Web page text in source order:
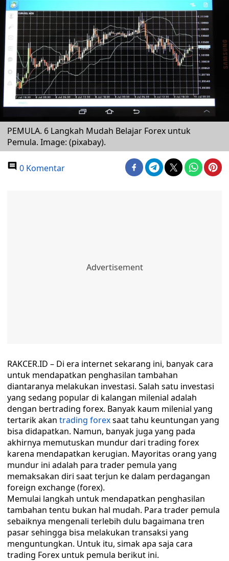
PEMULA. 6 Langkah Mudah Belajar Forex untuk
Pemula. Image: (pixabay).
0 Komentar
RAKCER.ID – Di era internet sekarang ini, banyak cara
untuk mendapatkan penghasilan tambahan
diantaranya melakukan investasi. Salah satu investasi
yang sedang popular di kalangan milenial adalah
dengan bertrading forex. Banyak kaum milenial yang
tertarik akan trading forexsaat tahu keuntungan yang
bisa didapatkan. Namun, banyak juga yang pada
akhirnya memutuskan mundur dari trading forex
karena mendapatkan kerugian. Mayoritas orang yang
mundur ini adalah para trader pemula yang
memaksakan diri saat terjun ke dalam perdagangan
foreign exchange (forex).
Memulai langkah untuk mendapatkan penghasilan
tambahan tentu bukan hal mudah. Para trader pemula
sebaiknya mengenali terlebih dulu bagaimana tren
pasar sehingga bisa melakukan transaksi yang
menguntungkan. Untuk itu, simak apa saja cara
trading Forex untuk pemula berikut ini.